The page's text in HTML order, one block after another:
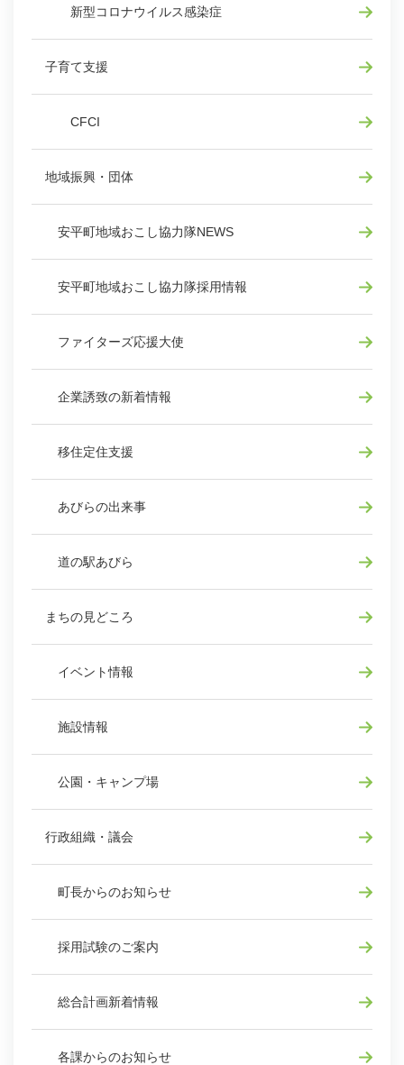
新型コロナウイルス感染症
子育て支援
CFCI
地域振興・団体
安平町地域おこし協力隊NEWS
安平町地域おこし協力隊採用情報
ファイターズ応援大使
企業誘致の新着情報
移住定住支援
あびらの出来事
道の駅あびら
まちの見どころ
イベント情報
施設情報
公園・キャンプ場
行政組織・議会
町長からのお知らせ
採用試験のご案内
総合計画新着情報
各課からのお知らせ